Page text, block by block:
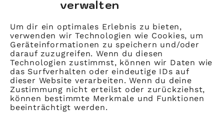
verwalten
Um dir ein optimales Erlebnis zu bieten,
verwenden wir Technologien wie Cookies, um
Geräteinformationen zu speichern und/oder
darauf zuzugreifen. Wenn du diesen
Technologien zustimmst, können wir Daten wie
das Surfverhalten oder eindeutige IDs auf
dieser Website verarbeiten. Wenn du deine
Zustimmung nicht erteilst oder zurückziehst,
können bestimmte Merkmale und Funktionen
beeinträchtigt werden.
Impressum
Kontakt
Datenschutz
Mitglied werden
LinkedIn